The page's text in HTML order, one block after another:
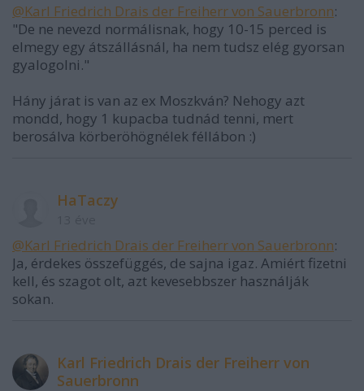
@Karl Friedrich Drais der Freiherr von Sauerbronn:
"De ne nevezd normálisnak, hogy 10-15 perced is
elmegy egy átszállásnál, ha nem tudsz elég gyorsan
gyalogolni."
Hány járat is van az ex Moszkván? Nehogy azt
mondd, hogy 1 kupacba tudnád tenni, mert
berosálva körberöhögnélek féllábon :)
HaTaczy
@Karl Friedrich Drais der Freiherr von Sauerbronn:
Ja, érdekes összefüggés, de sajna igaz. Amiért fizetni
kell, és szagot olt, azt kevesebbszer használják
sokan.
Karl Friedrich Drais der Freiherr von
Sauerbronn